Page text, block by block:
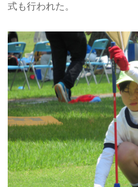
式も行われた。